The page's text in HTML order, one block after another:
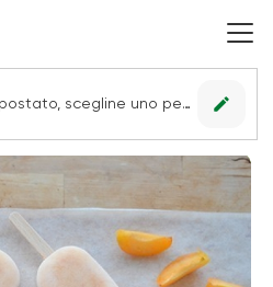
Nessun punto vendita impostato, scegline uno per vedere le offerte. edit